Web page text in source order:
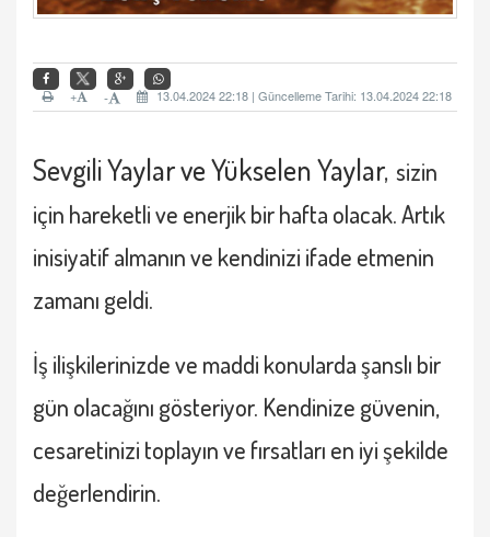
13.04.2024 22:18 | Güncelleme Tarihi: 13.04.2024 22:18
-
+
SevgiliYaylar ve Yükselen Yaylar, sizin
için hareketli ve enerjik bir hafta olacak. Artık
inisiyatif almanın ve kendinizi ifade etmenin
zamanı geldi.
İş ilişkilerinizde ve maddi konularda şanslı bir
gün olacağını gösteriyor. Kendinize güvenin,
cesaretinizi toplayın ve fırsatları en iyi şekilde
değerlendirin.